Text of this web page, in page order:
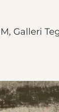
Galleri